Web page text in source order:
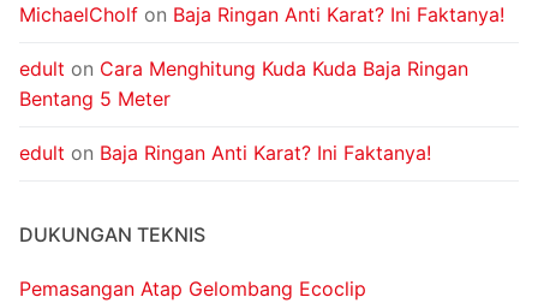
MichaelCholf on Baja Ringan Anti Karat? Ini Faktanya!
edult on Cara Menghitung Kuda Kuda Baja Ringan
Bentang 5 Meter
edult on Baja Ringan Anti Karat? Ini Faktanya!
DUKUNGAN TEKNIS
Pemasangan Atap Gelombang Ecoclip